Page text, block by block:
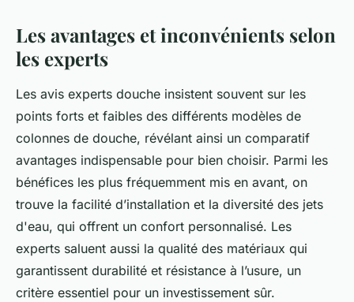
Les avantages et inconvénients selon
les experts
Les avis experts douche insistent souvent sur les
points forts et faibles des différents modèles de
colonnes de douche, révélant ainsi un comparatif
avantages indispensable pour bien choisir. Parmi les
bénéfices les plus fréquemment mis en avant, on
trouve la facilité d’installation et la diversité des jets
d'eau, qui offrent un confort personnalisé. Les
experts saluent aussi la qualité des matériaux qui
garantissent durabilité et résistance à l’usure, un
critère essentiel pour un investissement sûr.